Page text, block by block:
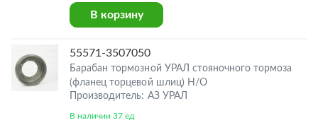
В корзину
55571-3507050
Барабан тормозной УРАЛ стояночного тормоза
(фланец торцевой шлиц) Н/О
Производитель: АЗ УРАЛ
В наличии 37 ед